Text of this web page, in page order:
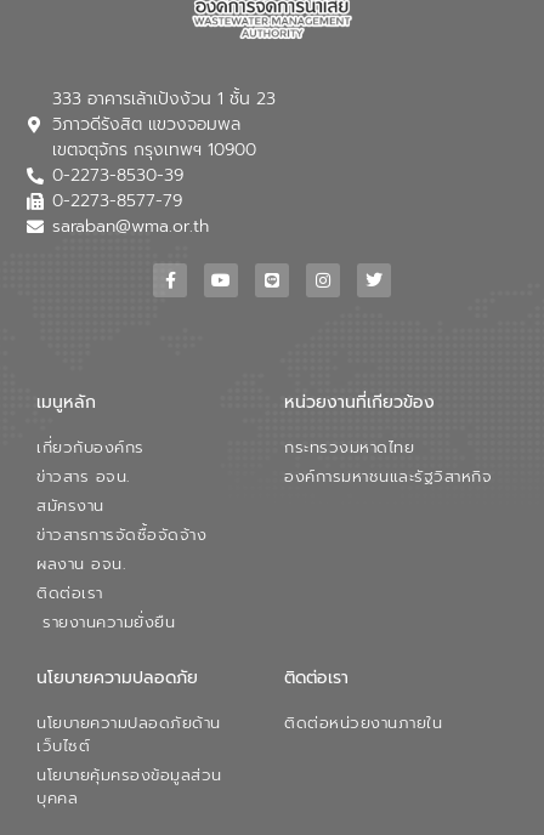
333 อาคารเล้าเป้งง้วน 1 ชั้น 23
วิภาวดีรังสิต แขวงจอมพล
เขตจตุจักร กรุงเทพฯ 10900
0-2273-8530-39
0-2273-8577-79
saraban@wma.or.th
เมนูหลัก
เกี่ยวกับองค์กร
ข่าวสาร อจน.
สมัครงาน
ข่าวสารการจัดซื้อจัดจ้าง
ผลงาน อจน.
ติดต่อเรา
รายงานความยั่งยืน
หน่วยงานที่เกียวข้อง
กระทรวงมหาดไทย
องค์การมหาชนและรัฐวิสาหกิจ
นโยบายความปลอดภัย
นโยบายความปลอดภัยด้าน
เว็บไซต์
นโยบายคุ้มครองข้อมูลส่วน
บุคคล
ติดต่อเรา
ติดต่อหน่วยงานภายใน